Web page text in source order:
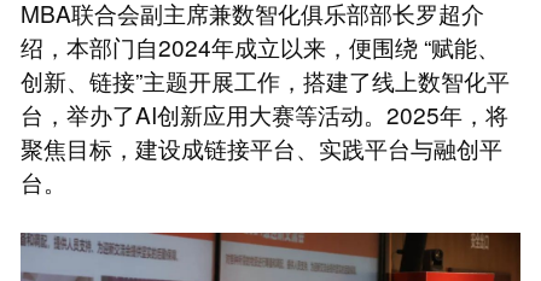
MBA联合会副主席兼数智化俱乐部部长罗超介
绍，本部门自2024年成立以来，便围绕 “赋能、
创新、链接”主题开展工作，搭建了线上数智化平
台，举办了AI创新应用大赛等活动。2025年，将
聚焦目标，建设成链接平台、实践平台与融创平
台。